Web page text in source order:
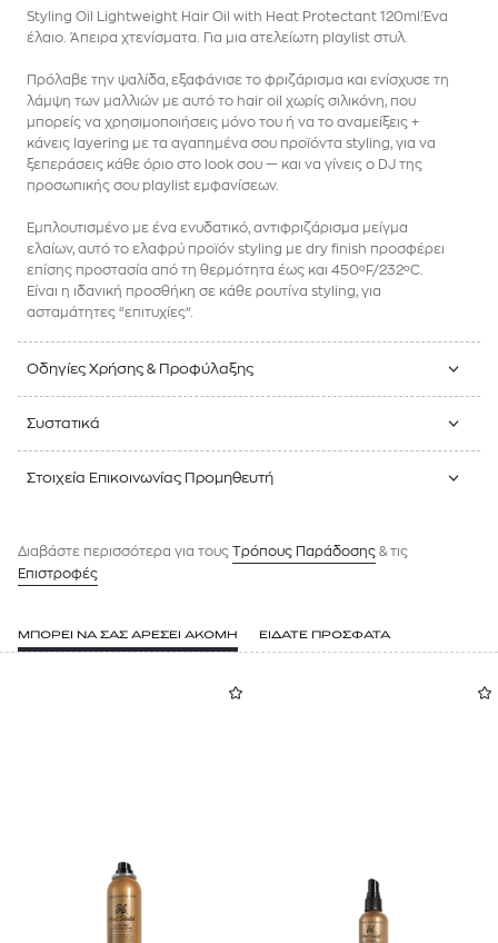
Styling Oil Lightweight Hair Oil with Heat Protectant 120ml:Ένα
έλαιο. Άπειρα χτενίσματα. Για μια ατελείωτη playlist στυλ.
Πρόλαβε την ψαλίδα, εξαφάνισε το φριζάρισμα και ενίσχυσε τη
λάμψη των μαλλιών με αυτό το hair oil χωρίς σιλικόνη, που
μπορείς να χρησιμοποιήσεις μόνο του ή να το αναμείξεις +
κάνεις layering με τα αγαπημένα σου προϊόντα styling, για να
ξεπεράσεις κάθε όριο στο look σου — και να γίνεις ο DJ της
προσωπικής σου playlist εμφανίσεων.
Εμπλουτισμένο με ένα ενυδατικό, αντιφριζάρισμα μείγμα
ελαίων, αυτό το ελαφρύ προϊόν styling με dry finish προσφέρει
επίσης προστασία από τη θερμότητα έως και 450ºF/232ºC.
Είναι η ιδανική προσθήκη σε κάθε ρουτίνα styling, για
ασταμάτητες “επιτυχίες”.
Οδηγίες Χρήσης & Προφύλαξης
Συστατικά
Στοιχεία Επικοινωνίας Προμηθευτή
Διαβάστε περισσότερα για τους Tρόπους Παράδοσης & τις
Επιστροφές
ΜΠΟΡΕΙ ΝΑ ΣΑΣ ΑΡΕΣΕΙ ΑΚΟΜΗ ΕΙΔΑΤΕ ΠΡΟΣΦΑΤΑ